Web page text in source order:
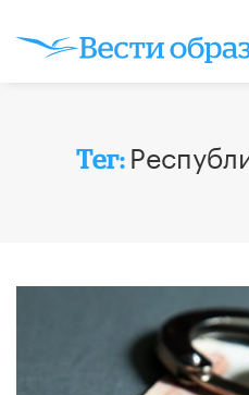
Тег: